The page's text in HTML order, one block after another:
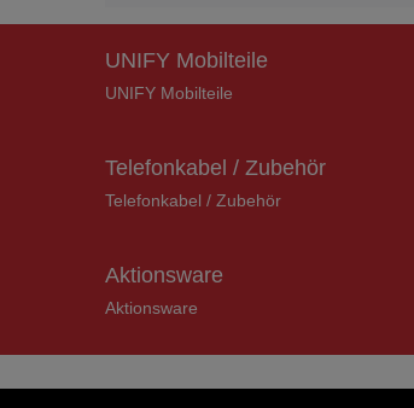
UNIFY Mobilteile
UNIFY Mobilteile
Telefonkabel / Zubehör
Telefonkabel / Zubehör
Aktionsware
Aktionsware